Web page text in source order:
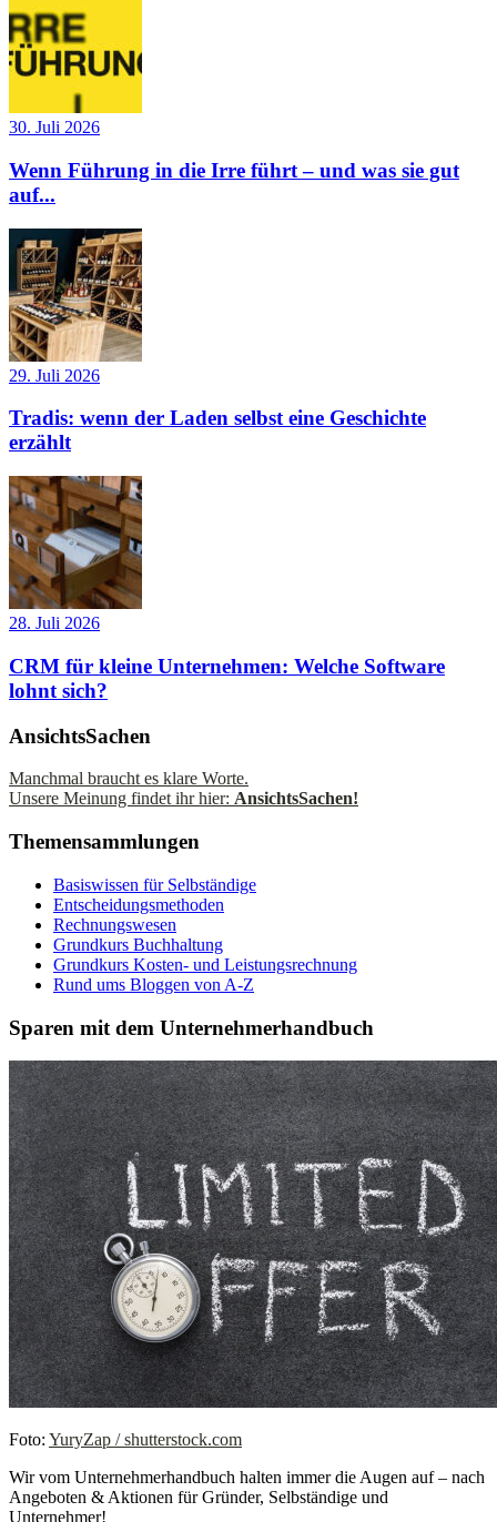
30. Juli 2026
Wenn Führung in die Irre führt – und was sie gut
auf...
29. Juli 2026
Tradis: wenn der Laden selbst eine Geschichte
erzählt
28. Juli 2026
CRM für kleine Unternehmen: Welche Software
lohnt sich?
AnsichtsSachen
Manchmal braucht es klare Worte.
Unsere Meinung findet ihr hier: AnsichtsSachen!
Themensammlungen
Basiswissen für Selbständige
Entscheidungsmethoden
Rechnungswesen
Grundkurs Buchhaltung
Grundkurs Kosten- und Leistungsrechnung
Rund ums Bloggen von A-Z
Sparen mit dem Unternehmerhandbuch
Foto: YuryZap / shutterstock.com
Wir vom Unternehmerhandbuch halten immer die Augen auf – nach
Angeboten & Aktionen für Gründer, Selbständige und
Unternehmer!